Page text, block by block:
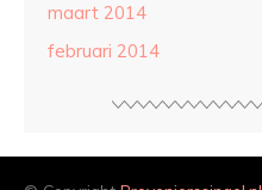
maart 2014
februari 2014